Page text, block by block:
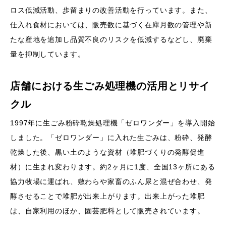
ロス低減活動、歩留まりの改善活動を行っています。また、
仕入れ食材においては、販売数に基づく在庫月数の管理や新
たな産地を追加し品質不良のリスクを低減するなどし、廃棄
量を抑制しています。
店舗における生ごみ処理機の活用とリサイ
クル
1997年に生ごみ粉砕乾燥処理機「ゼロワンダー」を導入開始
しました。「ゼロワンダー」に入れた生ごみは、粉砕、発酵
乾燥した後、黒い土のような資材（堆肥づくりの発酵促進
材）に生まれ変わります。約2ヶ月に1度、全国13ヶ所にある
協力牧場に運ばれ、敷わらや家畜のふん尿と混ぜ合わせ、発
酵させることで堆肥が出来上がります。出来上がった堆肥
は、自家利用のほか、園芸肥料として販売されています。